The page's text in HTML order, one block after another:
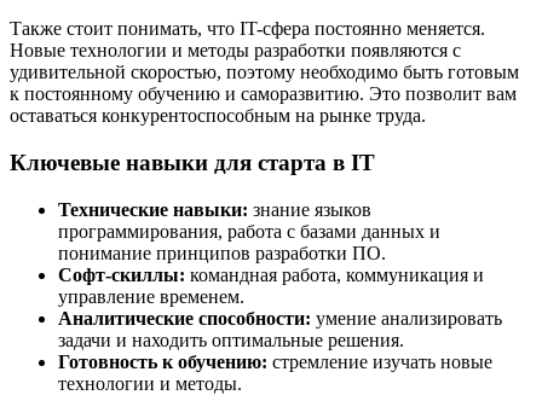
Также стоит понимать, что IT-сфера постоянно меняется.
Новые технологии и методы разработки появляются с
удивительной скоростью, поэтому необходимо быть готовым
к постоянному обучению и саморазвитию. Это позволит вам
оставаться конкурентоспособным на рынке труда.
Ключевые навыки для старта в IT
Технические навыки: знание языков
программирования, работа с базами данных и
понимание принципов разработки ПО.
Софт-скиллы: командная работа, коммуникация и
управление временем.
Аналитические способности: умение анализировать
задачи и находить оптимальные решения.
Готовность к обучению: стремление изучать новые
технологии и методы.